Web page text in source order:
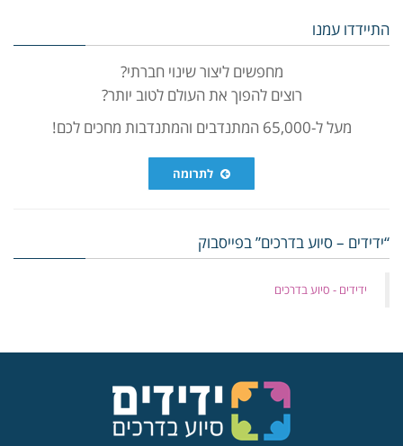
התיידדו עמנו
מחפשים ליצור שינוי חברתי?
רוצים להפוך את העולם לטוב יותר?
מעל ל-65,000 המתנדבים והמתנדבות מחכים לכם!
לתרומה
“ידידים – סיוע בדרכים” בפייסבוק
‏ידידים - סיוע בדרכים